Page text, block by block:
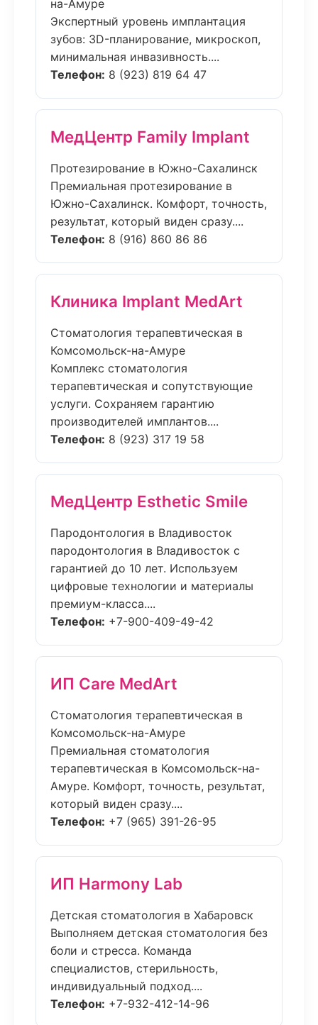
на-Амуре
Экспертный уровень имплантация
зубов: 3D-планирование, микроскоп,
минимальная инвазивность....
Телефон: 8 (923) 819 64 47
МедЦентр Family Implant
Протезирование в Южно-Сахалинск
Премиальная протезирование в
Южно-Сахалинск. Комфорт, точность,
результат, который виден сразу....
Телефон: 8 (916) 860 86 86
Клиника Implant MedArt
Стоматология терапевтическая в
Комсомольск-на-Амуре
Комплекс стоматология
терапевтическая и сопутствующие
услуги. Сохраняем гарантию
производителей имплантов....
Телефон: 8 (923) 317 19 58
МедЦентр Esthetic Smile
Пародонтология в Владивосток
пародонтология в Владивосток с
гарантией до 10 лет. Используем
цифровые технологии и материалы
премиум-класса....
Телефон: +7-900-409-49-42
ИП Care MedArt
Стоматология терапевтическая в
Комсомольск-на-Амуре
Премиальная стоматология
терапевтическая в Комсомольск-на-
Амуре. Комфорт, точность, результат,
который виден сразу....
Телефон: +7 (965) 391-26-95
ИП Harmony Lab
Детская стоматология в Хабаровск
Выполняем детская стоматология без
боли и стресса. Команда
специалистов, стерильность,
индивидуальный подход....
Телефон: +7-932-412-14-96